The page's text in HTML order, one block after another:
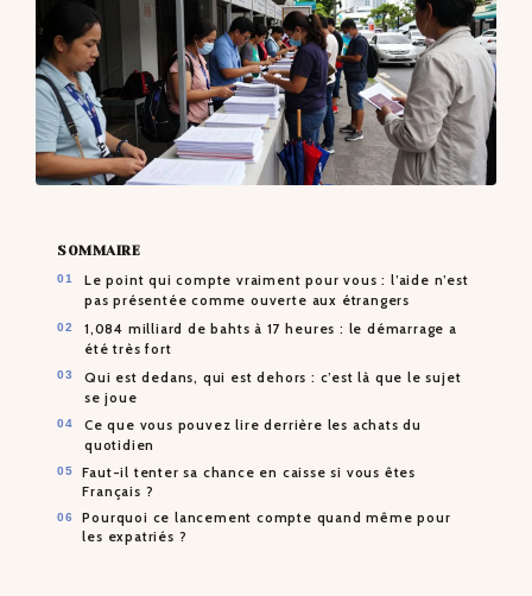
SOMMAIRE
Le point qui compte vraiment pour vous : l’aide n’est
pas présentée comme ouverte aux étrangers
1,084 milliard de bahts à 17 heures : le démarrage a
été très fort
Qui est dedans, qui est dehors : c’est là que le sujet
se joue
Ce que vous pouvez lire derrière les achats du
quotidien
Faut-il tenter sa chance en caisse si vous êtes
Français ?
Pourquoi ce lancement compte quand même pour
les expatriés ?